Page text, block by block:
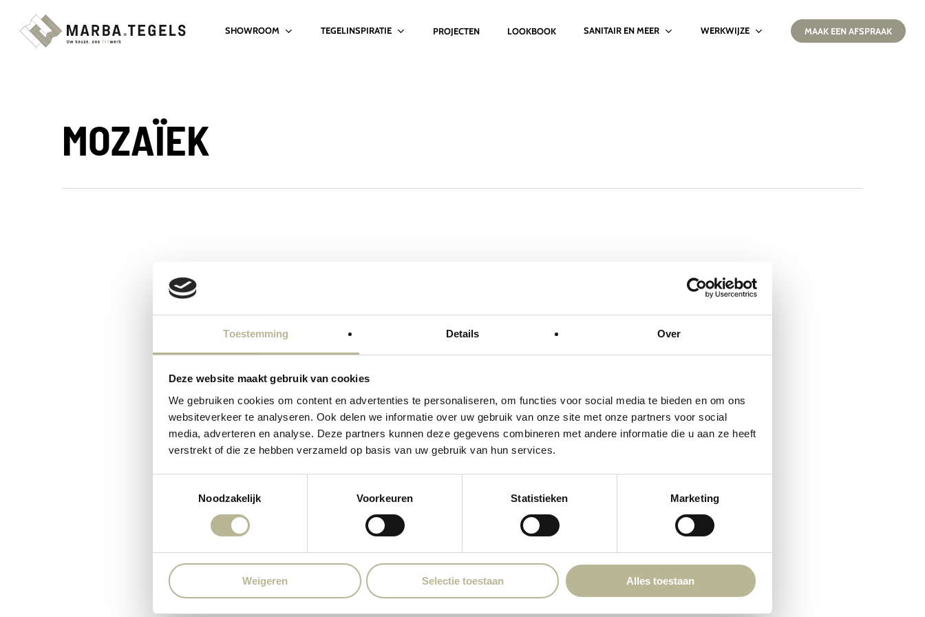
Toestemming Details Over
Deze website maakt gebruik van cookies
We gebruiken cookies om content en advertenties te personaliseren, om functies voor social media te bieden en om ons
websiteverkeer te analyseren. Ook delen we informatie over uw gebruik van onze site met onze partners voor social
media, adverteren en analyse. Deze partners kunnen deze gegevens combineren met andere informatie die u aan ze heeft
verstrekt of die ze hebben verzameld op basis van uw gebruik van hun services.
Noodzakelijk
Voorkeuren Statistieken Marketing
Weigeren Selectie toestaan Alles toestaan
SHOWROOM TEGELINSPIRATIE PROJECTEN LOOKBOOK SANITAIR EN MEER WERKWIJZE MAAK EEN AFSPRAAK
MOZAÏEK
Hi there 👋
Hoi! Kunnen we ergens bij helpen?